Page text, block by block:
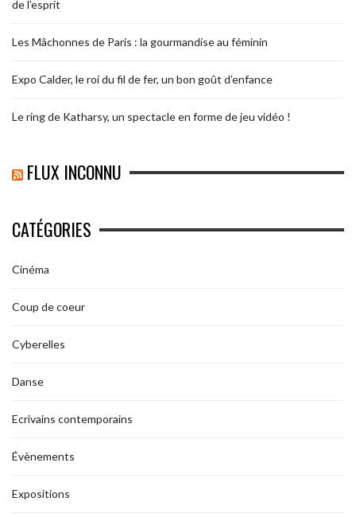
de l’esprit
Les Mâchonnes de Paris : la gourmandise au féminin
Expo Calder, le roi du fil de fer, un bon goût d’enfance
Le ring de Katharsy, un spectacle en forme de jeu vidéo !
FLUX INCONNU
CATÉGORIES
Cinéma
Coup de coeur
Cyberelles
Danse
Ecrivains contemporains
Évènements
Expositions